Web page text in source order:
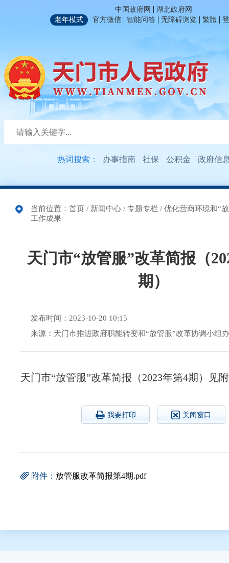
中国政府网 | 湖北政府网
老年模式
官方微信 | 智能问答 | 无障碍浏览 | 繁體 |
热词搜索： 办事指南 社保 公积金 政府信
当前位置： 首页 / 新闻中心 / 专题专栏 / 优化营商环境和“
工作成果
天门市“放管服”改革简报（
期）
发布时间：2023-10-20 10:15
来源：天门市推进政府职能转变和“放管服”改革协调小组
天门市“放管服”改革简报（2023年第4期）见
我要打印 关闭窗口
附件： 放管服改革简报第4期.pdf